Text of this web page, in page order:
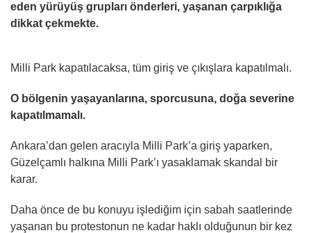
eden yürüyüş grupları önderleri, yaşanan çarpıklığa
dikkat çekmekte.
Milli Park kapatılacaksa, tüm giriş ve çıkışlara kapatılmalı.
O bölgenin yaşayanlarına, sporcusuna, doğa severine
kapatılmamalı.
Ankara’dan gelen aracıyla Milli Park’a giriş yaparken,
Güzelçamlı halkına Milli Park’ı yasaklamak skandal bir
karar.
Daha önce de bu konuyu işlediğim için sabah saatlerinde
yaşanan bu protestonun ne kadar haklı olduğunun bir kez